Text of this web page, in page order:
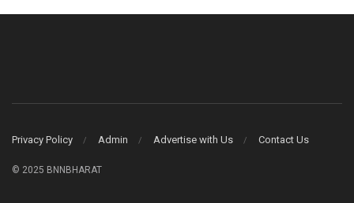
Privacy Policy Admin Advertise with Us Contact Us
© 2025 BNNBHARAT